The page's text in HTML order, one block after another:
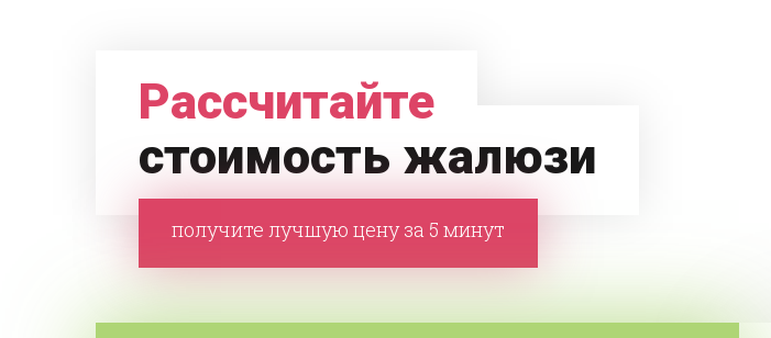
Рассчитайте
стоимость жалюзи
получите лучшую цену за 5 минут